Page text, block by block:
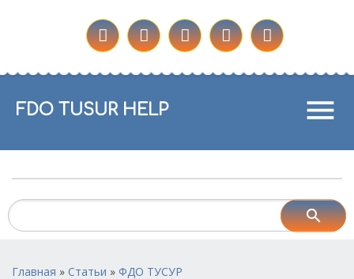
FDO TUSUR HELP menu
Главная » Статьи » ФДО ТУСУР